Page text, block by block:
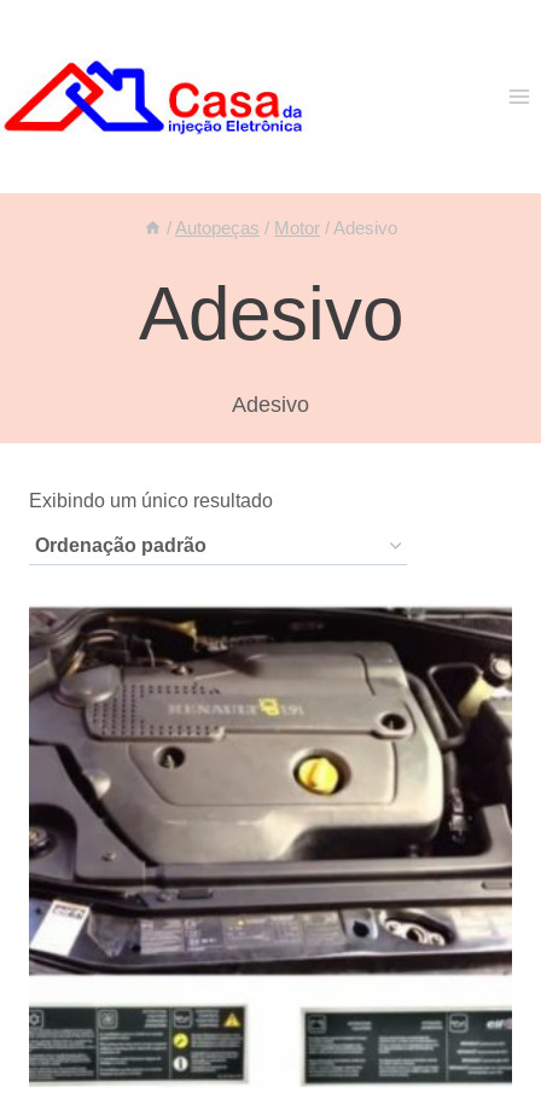
Conteúdo
/Autopeças / Motor /Adesivo
Adesivo
Adesivo
Exibindo um único resultado